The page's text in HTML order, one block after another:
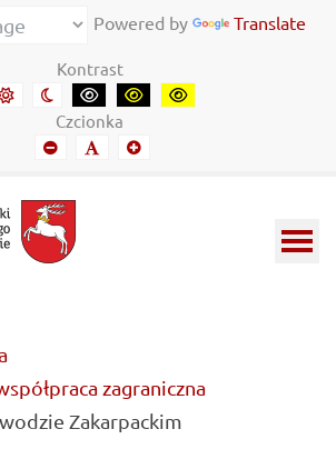
Województwa Lubelskiego w
władzach samorządowych i
Powered by Translate
Kontrast
Domyślny kontrast
Kontrast nocny
Kontrast czarny-biały
Kontrast czarny-żółty
Kontrast żółto-
Czcionka
Mniejszy fontDomyślny font
Mniejszy font
zagraniczna
Zakarpackim